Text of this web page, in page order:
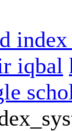
iqbal